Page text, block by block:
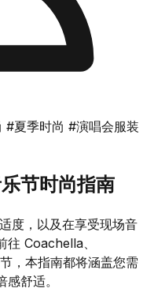
#夏季时尚 #演唱会服装
节时尚指南
度，以及在享受现场音
往 Coachella、
，本指南都将涵盖您需
舒适。